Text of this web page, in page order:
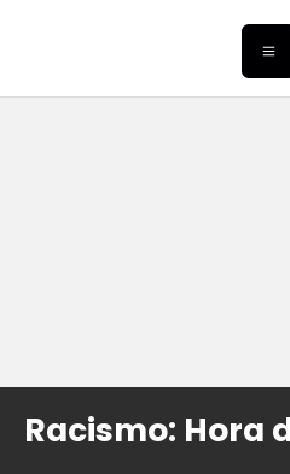
Racismo: Hora